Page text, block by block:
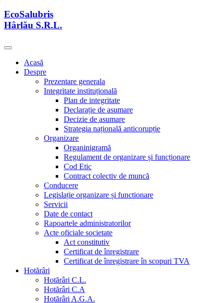
EcoSalubris
Hârlău S.R.L.
Acasă
Despre
Prezentare generala
Integritate instituțională
Plan de integritate
Declarație de asumare
Decizie de asumare
Strategia națională anticorupție
Organizare
Organinigramă
Regulament de organizare și funcționare
Cod Etic
Contract colectiv de muncă
Conducere
Legislație organizare și functionare
Servicii
Date de contact
Rapoartele administratorilor
Acte oficiale societate
Act constitutiv
Certificat de înregistrare
Certificat de înregistrare în scopuri TVA
Hotărâri
Hotărâri C.L.
Hotărâri C.A
Hotărâri A.G.A.